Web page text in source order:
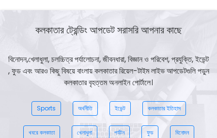
কলকাতার ট্রেন্ডিং আপডেট সরাসরি আপনার কাছে
বিনোদন,খেলাধুলা, চলচ্চিত্র পর্যালোচনা, জীবনধারা, বিজ্ঞান ও পরিবেশ, প্রযুক্তি, ইভেন্ট
, ফুড এবং আরও কিছু বিষয়ে বাংলায় কলকাতার রিয়েল-টাইম লাইভ আপডেটগুলি পড়ুন
কলকাতার বৃহত্তম অনলাইন পোর্টালে।
Sports অর্থনীতি ইভেন্ট কলকাতার ইতিহাস
খবরে কলকাতা খেলাধুলা পর্যটন ফুড বিনোদন